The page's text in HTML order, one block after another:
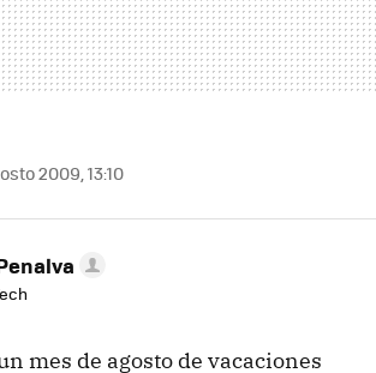
2009, 13:10
mes de agosto de vacaciones